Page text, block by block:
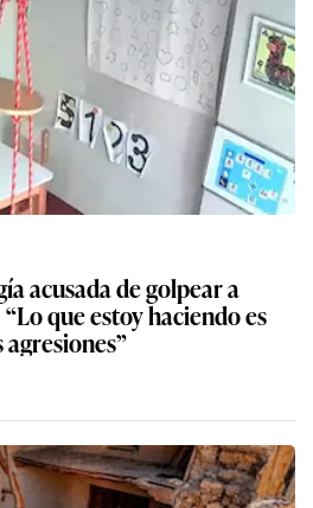
acusada de golpear a
que estoy haciendo es